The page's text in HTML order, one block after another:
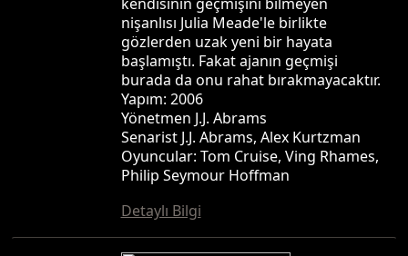
nişanlısı Julia Meade'le birlikte
gözlerden uzak yeni bir hayata
başlamıştı. Fakat ajanın geçmişi
burada da onu rahat bırakmayacaktır.
Yapım: 2006
Yönetmen J.J. Abrams
Senarist J.J. Abrams, Alex Kurtzman
Oyuncular: Tom Cruise, Ving Rhames,
Philip Seymour Hoffman
Detaylı Bilgi